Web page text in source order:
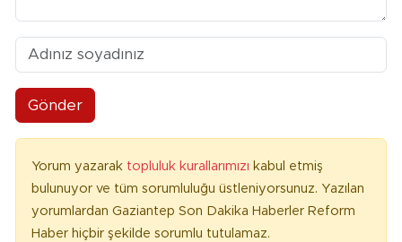
Gönder
Yorum yazarak topluluk kurallarımızı kabul etmiş
bulunuyor ve tüm sorumluluğu üstleniyorsunuz. Yazılan
yorumlardan Gaziantep Son Dakika Haberler Reform
Haber hiçbir şekilde sorumlu tutulamaz.